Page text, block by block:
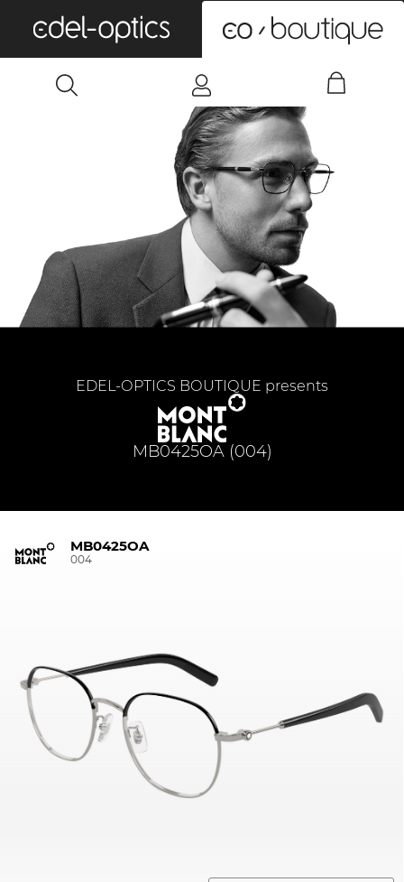
MB0425OA (004)
EDEL-OPTICS BOUTIQUE presents
MB0425OA
004